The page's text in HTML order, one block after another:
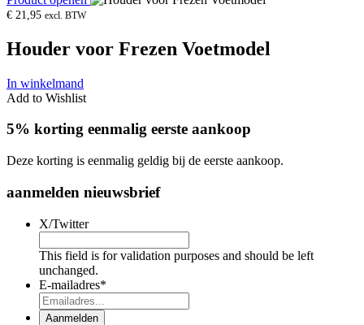
€ 21,95 excl. BTW
Houder voor Frezen Voetmodel
In winkelmand
Add to Wishlist
5% korting eenmalig eerste aankoop
Deze korting is eenmalig geldig bij de eerste aankoop.
aanmelden nieuwsbrief
X/Twitter
This field is for validation purposes and should be left
unchanged.
E-mailadres*
Aanmelden